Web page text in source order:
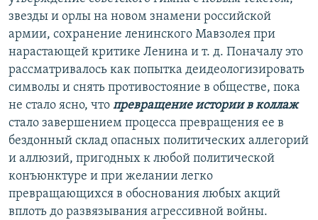
звезды и орлы на новом знамени российской
армии, сохранение ленинского Мавзолея при
нарастающей критике Ленина и т. д. Поначалу это
рассматривалось как попытка деидеологизировать
символы и снять противостояние в обществе, пока
не стало ясно, что превращение истории в коллаж
стало завершением процесса превращения ее в
бездонный склад опасных политических аллегорий
и аллюзий, пригодных к любой политической
конъюнктуре и при желании легко
превращающихся в обоснования любых акций
вплоть до развязывания агрессивной войны.